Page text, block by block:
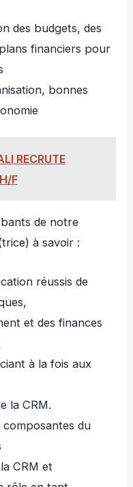
des budgets, des
financiers pour
bonnes
RECRUTE
F
de notre
à savoir :
réussis de
et des finances
à la fois aux
la CRM.
du
CRM et